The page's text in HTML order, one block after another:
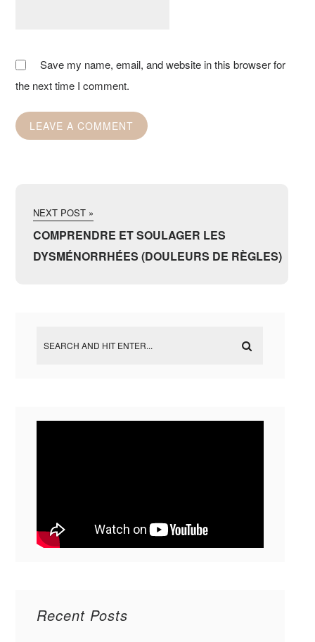
Save my name, email, and website in this browser for
the next time I comment.
NEXT POST »
COMPRENDRE ET SOULAGER LES
DYSMÉNORRHÉES (DOULEURS DE RÈGLES)
Recent Posts